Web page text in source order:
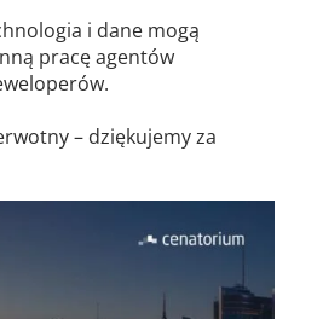
i dane mogą
pracę agentów
– dziękujemy za